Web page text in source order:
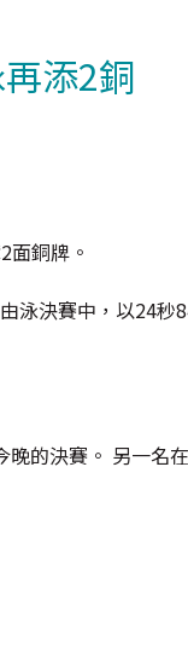
添2銅
面銅牌。
泳決賽中，以24
的決賽。 另一名